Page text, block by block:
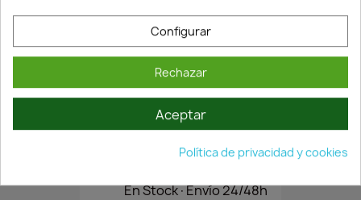
En Stock·Envío 24/48h
Configurar
Rechazar
Aceptar
Política de privacidad y cookies